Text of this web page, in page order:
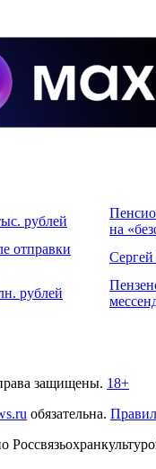
рублей
на
отправки
рублей
защищены. 18+
обязательна.